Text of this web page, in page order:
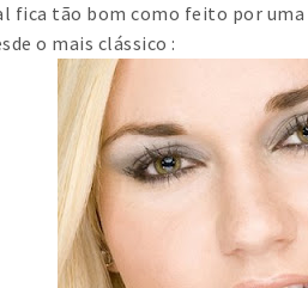
fica tão bom como feito por
o mais clássico :